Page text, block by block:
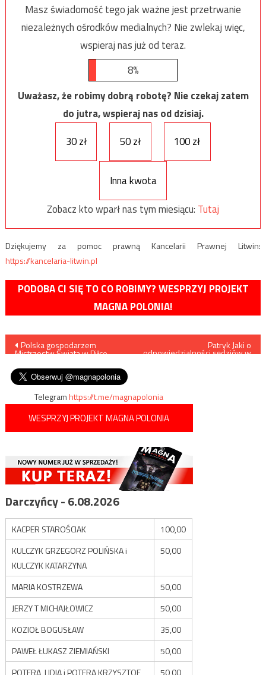
Masz świadomość tego jak ważne jest przetrwanie
niezależnych ośrodków medialnych? Nie zwlekaj więc,
wspieraj nas już od teraz.
8%
Uważasz, że robimy dobrą robotę? Nie czekaj zatem
do jutra, wspieraj nas od dzisiaj.
30 zł
50 zł 100 zł
Inna kwota
Zobacz kto wparł nas tym miesiącu: Tutaj
Dziękujemy za pomoc prawną Kancelarii Prawnej Litwin:
https://kancelaria-litwin.pl
PODOBA CI SIĘ TO CO ROBIMY? WESPRZYJ PROJEKT
MAGNA POLONIA!
Nawigacja
wpisu
Polska gospodarzem
Mistrzostw Świata w Piłce
Patryk Jaki o
odpowiedzialności sędziów w
Telegramhttps://t.me/magnapolonia
WESPRZYJ PROJEKT MAGNA POLONIA
Darczyńcy - 6.08.2026
KACPER STAROŚCIAK
100,00
KULCZYK GRZEGORZ POLIŃSKA i
KULCZYK KATARZYNA
50,00
MARIA KOSTRZEWA
50,00
JERZY T MICHAJŁOWICZ
50,00
KOZIOŁ BOGUSŁAW
35,00
PAWEŁ ŁUKASZ ZIEMIAŃSKI
50,00
POTERA LIDIA i POTERA KRZYSZTOF
50,00